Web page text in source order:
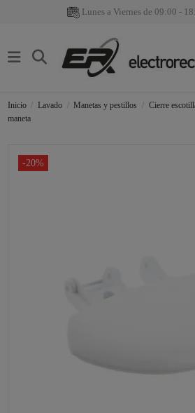
Lunes a Viernes de 09:00 -
Inicio Lavado Manetas y pestillos
Cierre
maneta
-20%